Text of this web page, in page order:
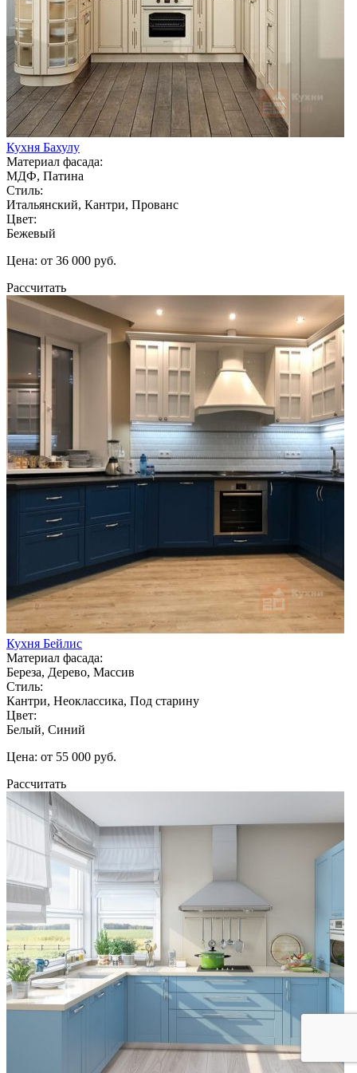
Кухня Бахулу
Материал фасада:
МДФ, Патина
Стиль:
Итальянский, Кантри, Прованс
Цвет:
Бежевый
Цена: от 36 000 руб.
Рассчитать
Кухня Бейлис
Материал фасада:
Береза, Дерево, Массив
Стиль:
Кантри, Неоклассика, Под старину
Цвет:
Белый, Синий
Цена: от 55 000 руб.
Рассчитать